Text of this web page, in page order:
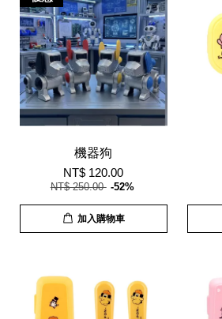
機器狗
NT$ 120.00
NT$ 250.00 -52%
加入購物車